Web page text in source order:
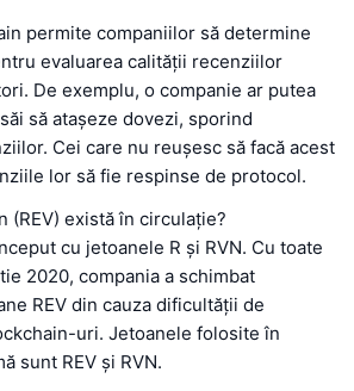
permite companiilor să determine
evaluarea calității recenziilor
De exemplu, o companie ar putea
să atașeze dovezi, sporind
Cei care nu reușesc să facă acest
lor să fie respinse de protocol.
(REV) există în circulație?
cu jetoanele R și RVN. Cu toate
2020, compania a schimbat
REV din cauza dificultății de
uri. Jetoanele folosite în
sunt REV și RVN.